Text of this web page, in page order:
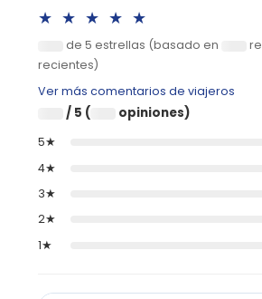
★★★★★
de 5 estrellas (basado en
recientes)
Ver más comentarios de viajeros
/ 5 ( opiniones)
5★
4★
3★
2★
1★